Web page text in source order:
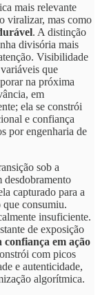
mais relevante
viralizar, mas como
. A distinção
divisória mais
Visibilidade
que
na próxima
em
ela se constrói
e confiança
por engenharia de
sob a
desdobramento
capturado para a
consumiu.
insuficiente.
de exposição
confiança em ação
com picos
e autenticidade,
algorítmica.